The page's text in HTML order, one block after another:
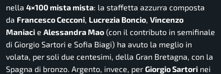
nella 4×100 mista mista: la staffetta azzurra composta
da Francesco Cecconi Lucrezia Boncio Vincenzo
Maniaci e Alessandra Mao (con il contributo in semifinale
di Giorgio Sartori e Sofia Biagi) ha avuto la meglio in
volata, per soli due centesimi, della Gran Bretagna, con la
Spagna di bronzo. Argento, invece, per Giorgio Sartori nei